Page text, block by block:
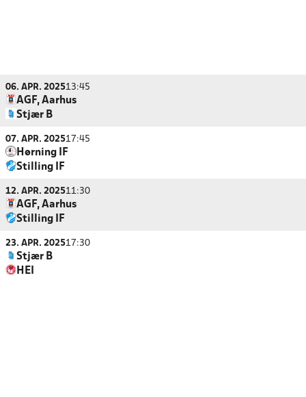
06. APR. 202513:45
AGF, Aarhus
Stjær B
07. APR. 202517:45
Hørning IF
Stilling IF
12. APR. 202511:30
AGF, Aarhus
Stilling IF
23. APR. 202517:30
Stjær B
HEI